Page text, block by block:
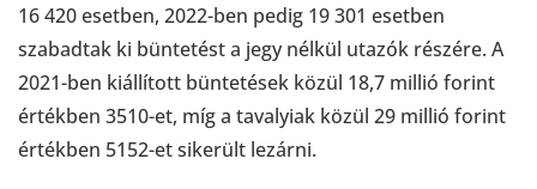
16 420 esetben, 2022-ben pedig 19 301 esetben
szabadtak ki büntetést a jegy nélkül utazók részére. A
2021-ben kiállított büntetések közül 18,7 millió forint
értékben 3510-et, míg a tavalyiak közül 29 millió forint
értékben 5152-et sikerült lezárni.